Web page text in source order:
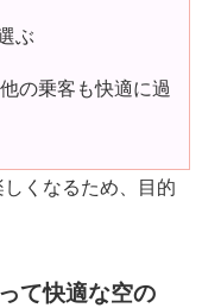
ぶ
の乗客も快適に過
くなるため、目的
て快適な空の